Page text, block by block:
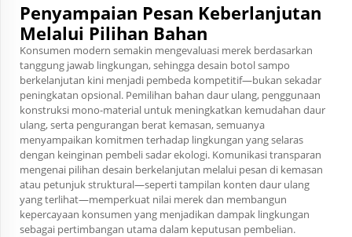
Penyampaian Pesan Keberlanjutan
Melalui Pilihan Bahan
Konsumen modern semakin mengevaluasi merek berdasarkan
tanggung jawab lingkungan, sehingga desain botol sampo
berkelanjutan kini menjadi pembeda kompetitif—bukan sekadar
peningkatan opsional. Pemilihan bahan daur ulang, penggunaan
konstruksi mono-material untuk meningkatkan kemudahan daur
ulang, serta pengurangan berat kemasan, semuanya
menyampaikan komitmen terhadap lingkungan yang selaras
dengan keinginan pembeli sadar ekologi. Komunikasi transparan
mengenai pilihan desain berkelanjutan melalui pesan di kemasan
atau petunjuk struktural—seperti tampilan konten daur ulang
yang terlihat—memperkuat nilai merek dan membangun
kepercayaan konsumen yang menjadikan dampak lingkungan
sebagai pertimbangan utama dalam keputusan pembelian.